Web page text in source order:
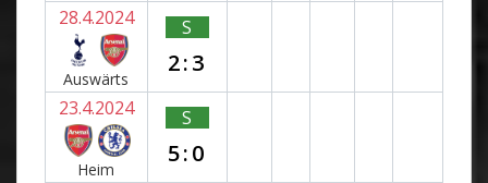
28.4.2024
Auswärts
S
2:3
23.4.2024
Heim
S
5:0